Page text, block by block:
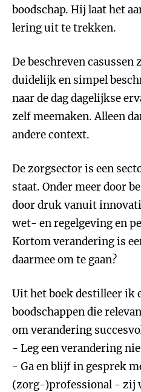
boodschap. Hij laat het
lering uit te trekken.
De beschreven
duidelijk en simpel
naar de dag dagelijkse
zelf meemaken. Alleen
andere context.
De zorgsector is een
staat. Onder meer door
door druk vanuit
wet- en regelgeving en
Kortom verandering is
daarmee om te gaan?
Uit het boek destilleer ik
boodschappen die
om verandering
- Leg een verandering
- Ga en blijf in gesprek
(zorg-)professional - zij